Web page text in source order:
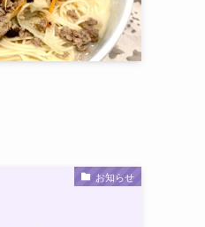
お知らせ